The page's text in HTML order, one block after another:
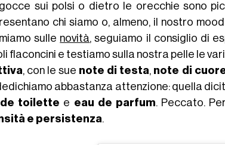
sui polsi o dietro le orecchie sono
chi siamo o, almeno, il nostro
sulle novità, seguiamo il consiglio di
flaconcini e testiamo sulla nostra pelle le
, con le sue note di testa, note di
abbastanza attenzione: quella
de toilette e eau de parfum. Peccato.
e persistenza.